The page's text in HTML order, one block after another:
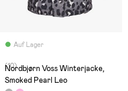
Auf Lager
(10)
Nordbjørn Voss Winterjacke,
Smoked Pearl Leo